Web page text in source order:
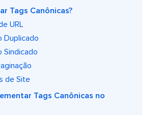
Tags Canônicas?
URL
Duplicado
Sindicado
de Site
Tags Canônicas no